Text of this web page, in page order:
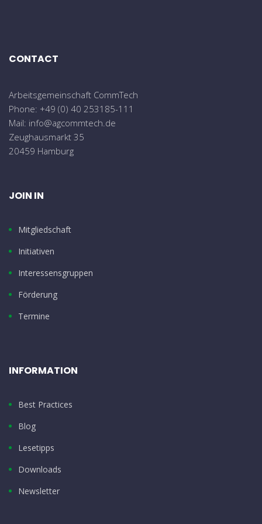
CONTACT
Arbeitsgemeinschaft CommTech
Phone: +49 (0) 40 253185-111
Mail: info@agcommtech.de
Zeughausmarkt 35
20459 Hamburg
JOIN IN
Mitgliedschaft
Initiativen
Interessensgruppen
Förderung
Termine
INFORMATION
Best Practices
Blog
Lesetipps
Downloads
Newsletter